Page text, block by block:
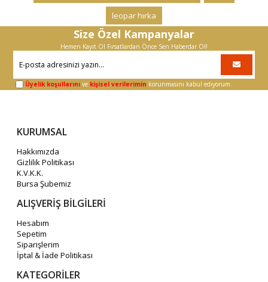
leopar hırka
Size Özel Kampanyalar
Hemen Kayıt Ol Fırsatlardan Önce Sen Haberdar Ol!
Üyelik koşullarını ve kişisel verilerimin korunmasını kabul ediyorum.
KURUMSAL
Hakkımızda
Gizlilik Politikası
K.V.K.K.
Bursa Şubemiz
ALIŞVERİŞ BİLGİLERİ
Hesabım
Sepetim
Siparişlerim
İptal & İade Politikası
KATEGORİLER